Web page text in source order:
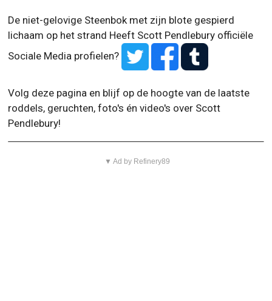
De niet-gelovige Steenbok met zijn blote gespierd
lichaam op het strand Heeft Scott Pendlebury officiële
Sociale Media profielen?
Volg deze pagina en blijf op de hoogte van de laatste
roddels, geruchten, foto's én video's over Scott
Pendlebury!
▼ Ad by Refinery89